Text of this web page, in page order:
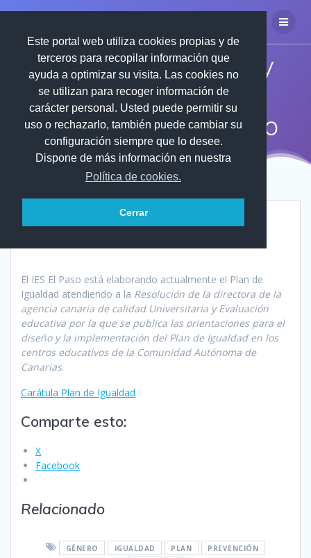
Este portal web utiliza cookies propias y de
terceros para recopilar información que
ayuda a optimizar su visita. Las cookies no
se utilizan para recoger información de
carácter personal. Usted puede permitir su
uso o rechazarlo, también puede cambiar su
configuración siempre que lo desee.
Dispone de más información en nuestra
Política de cookies.
Cerrar
contenido
Plan de igualdad y
prevención de la
violencia de género
El IES El Paso está elaborando actualmente el Plan de
Igualdad atendiendo a la Resolución de la directora de la
agencia canaria de calidad Universitaria y Evaluación
educativa por la que se publica las orientaciones para el
diseño y la implementación del Plan de Igualdad en los
centros educativos de la Comunidad Autónoma de
Canarias.
Carátula Plan de Igualdad
Comparte esto:
X
Facebook
Relacionado
GÉNERO IGUALDAD PLAN
PREVENCIÓN